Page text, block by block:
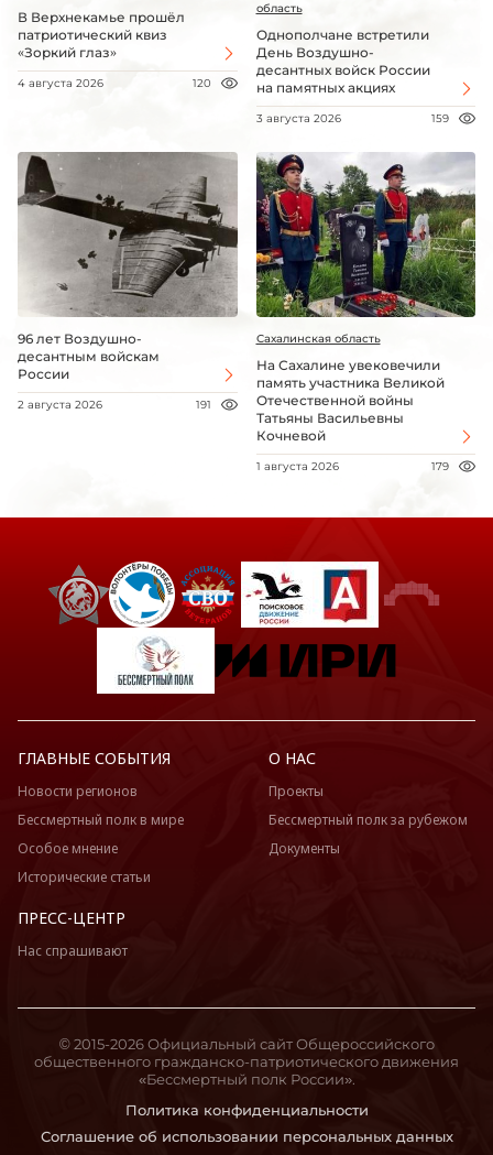
В Верхнекамье прошёл
патриотический квиз
«Зоркий глаз»
4 августа 2026 120
область
Однополчане встретили
День Воздушно-
десантных войск России
на памятных акциях
3 августа 2026 159
96 лет Воздушно-
десантным войскам
России
2 августа 2026 191
Сахалинская область
На Сахалине увековечили
память участника Великой
Отечественной войны
Татьяны Васильевны
Кочневой
1 августа 2026 179
ГЛАВНЫЕ СОБЫТИЯ
Новости регионов
Бессмертный полк в мире
Особое мнение
Исторические статьи
О НАС
Проекты
Бессмертный полк за рубежом
Документы
ПРЕСС-ЦЕНТР
Нас спрашивают
Политика конфиденциальности
Соглашение об использовании персональных данных
© 2015-2026 Официальный сайт Общероссийского
общественного гражданско-патриотического движения
«Бессмертный полк России».